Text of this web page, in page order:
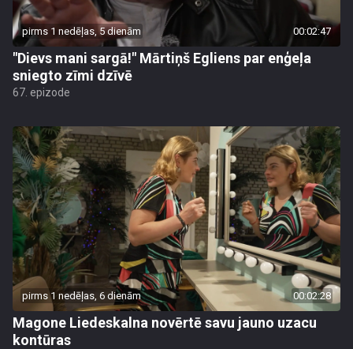
pirms 1 nedēļas, 5 dienām 00:02:47
"Dievs mani sargā!" Mārtiņš Egliens par enģeļa
sniegto zīmi dzīvē
67. epizode
pirms 1 nedēļas, 6 dienām 00:02:28
Magone Liedeskalna novērtē savu jauno uzacu
kontūras